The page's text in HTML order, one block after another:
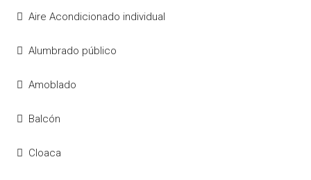
Aire Acondicionado individual
Alumbrado público
Amoblado
Balcón
Cloaca